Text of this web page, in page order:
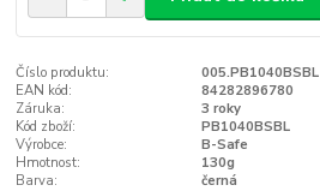
Číslo produktu:
005.PB1040BSBL
EAN kód:
84282896780
Záruka:
3 roky
Kód zboží:
PB1040BSBL
Výrobce:
B-Safe
Hmotnost:
130g
Barva:
černá